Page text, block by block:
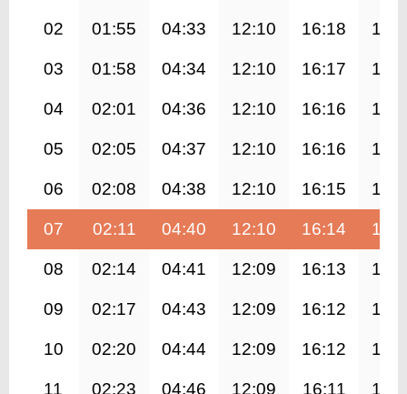
02 01:55 04:33 12:10 16:18
03 01:58 04:34 12:10 16:17
04 02:01 04:36 12:10 16:16
05 02:05 04:37 12:10 16:16
06 02:08 04:38 12:10 16:15
07 02:11 04:40 12:10 16:14
08 02:14 04:41 12:09 16:13
09 02:17 04:43 12:09 16:12
10 02:20 04:44 12:09 16:12
11 02:23 04:46 12:09 16:11